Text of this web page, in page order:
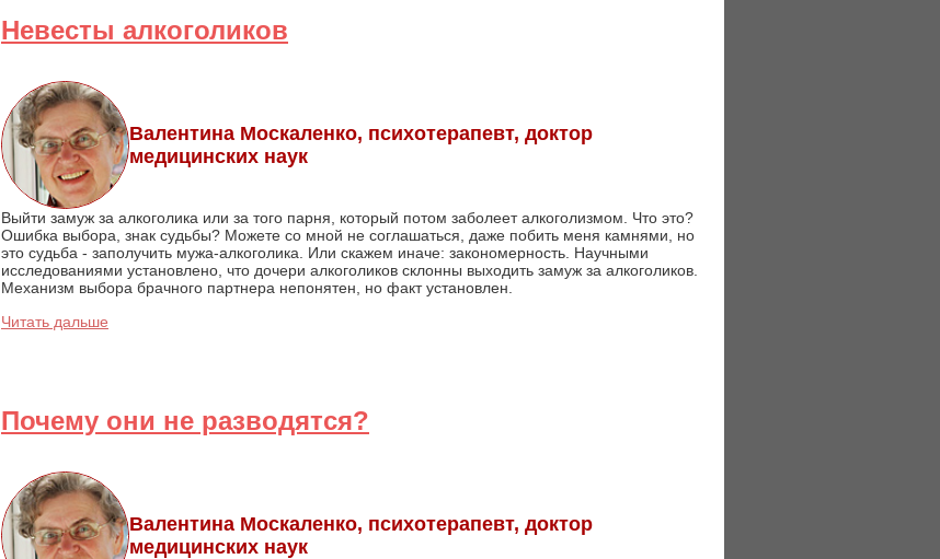
Невесты алкоголиков
Валентина Москаленко, психотерапевт, доктор
медицинских наук
Выйти замуж за алкоголика или за того парня, который потом заболеет алкоголизмом. Что это?
Ошибка выбора, знак судьбы? Можете со мной не соглашаться, даже побить меня камнями, но
это судьба - заполучить мужа-алкоголика. Или скажем иначе: закономерность. Научными
исследованиями установлено, что дочери алкоголиков склонны выходить замуж за алкоголиков.
Механизм выбора брачного партнера непонятен, но факт установлен.
Читать дальше
Почему они не разводятся?
Валентина Москаленко, психотерапевт, доктор
медицинских наук